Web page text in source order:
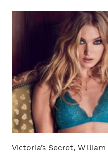
Victoria’s Secret,